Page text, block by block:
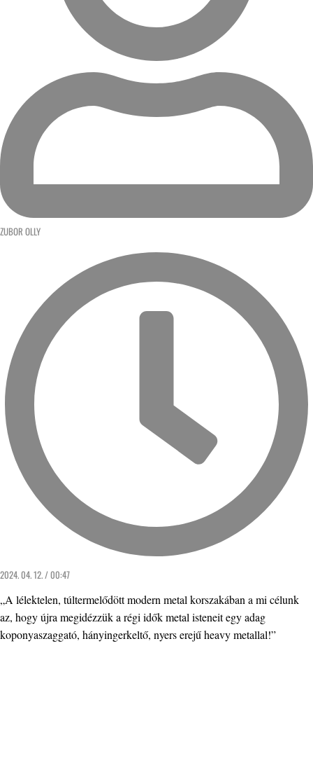
ZUBOR OLLY
2024. 04. 12. / 00:47
„A lélektelen, túltermelődött modern metal korszakában a mi célunk
az, hogy újra megidézzük a régi idők metal isteneit egy adag
koponyaszaggató, hányingerkeltő, nyers erejű heavy metallal!”